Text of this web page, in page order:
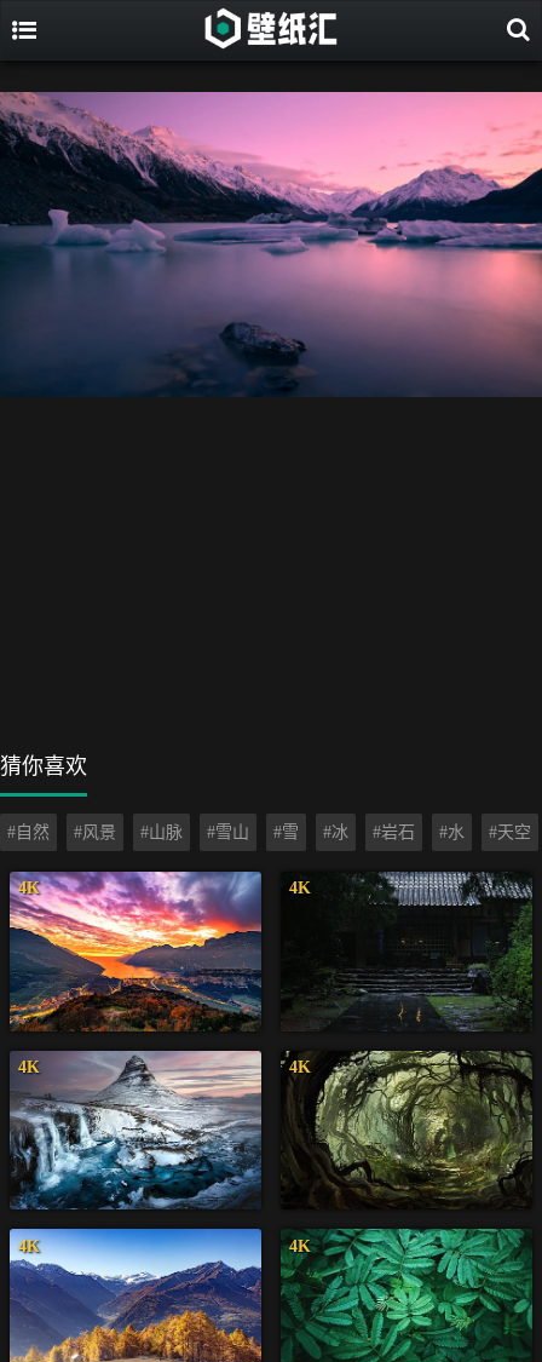
猜你喜欢
#自然 #风景 #山脉 #雪山 #雪 #冰 #岩石 #水 #天空
4K 4K
4K 4K
4K 4K